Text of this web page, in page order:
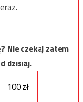
Nie czekaj zatem
dzisiaj.
100 zł